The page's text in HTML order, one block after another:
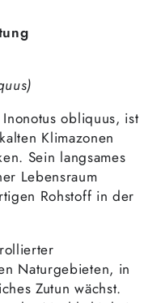
obliquus, ist
Klimazonen
Sein langsames
Lebensraum
Rohstoff in der
Naturgebieten, in
Zutun wächst.